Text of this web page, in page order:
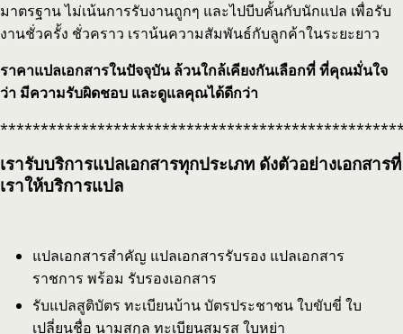
มาตรฐาน ไม่เน้นการรับงานถูกๆ และไปบีบคั้นกับนักแปล เพื่อรับ
งานชั่วครั้ง ชั่วคราว เราน้นความสัมพันธ์กับลูกค้าในระยะยาว
ราคาแปลเอกสารในปัจจุบัน ล้วนใกล้เคียงกันเลือกที่ ที่คุณมั่นใจ
ว่า มีความรับผิดชอบ และดูแลคุณได้ดีกว่า
เรารับบริการแปลเอกสารทุกประเภท ดังตัวอย่างเอกสารที่
เราให้บริการแปล
แปลเอกสารสำคัญ แปลเอกสารรับรอง แปลเอกสาร
ราชการ พร้อม รับรองเอกสาร
รับแปลสูติบัตร ทะเบียนบ้าน บัตรประชาชน ใบขับขี่ ใบ
เปลี่ยนชื่อ นามสกุล ทะเบียนสมรส ใบหย่า